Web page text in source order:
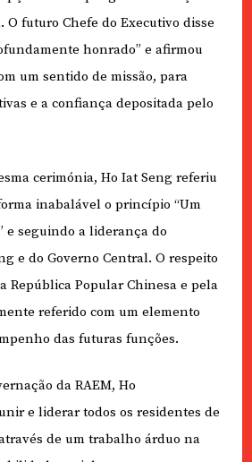
O futuro Chefe do Executivo disse
honrado” e afirmou
um sentido de missão, para
e a confiança depositada pelo
cerimónia, Ho Iat Seng referiu
inabalável o princípio “Um
e seguindo a liderança do
e do Governo Central. O respeito
República Popular Chinesa e pela
referido com um elemento
das futuras funções.
da RAEM, Ho
e liderar todos os residentes de
de um trabalho árduo na